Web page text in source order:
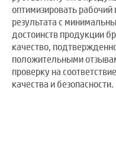
оптимизировать
результата с
достоинств продукции
качество,
положительными
проверку на
качества и безопасности.